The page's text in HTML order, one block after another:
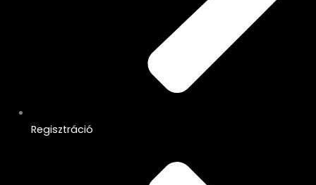
Regisztráció